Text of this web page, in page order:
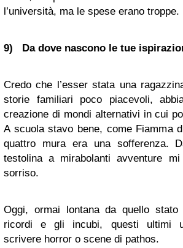
l’università, ma le spese erano troppe.
9) Da dove nascono le tue
Credo che l’esser stata una
storie familiari poco piacevoli,
creazione di mondi alternativi in cui
A scuola stavo bene, come Fiamma
quattro mura era una sofferenza.
testolina a mirabolanti avventure
sorriso.
Oggi, ormai lontana da quello stato
ricordi e gli incubi, questi ultimi
scrivere horror o scene di pathos.